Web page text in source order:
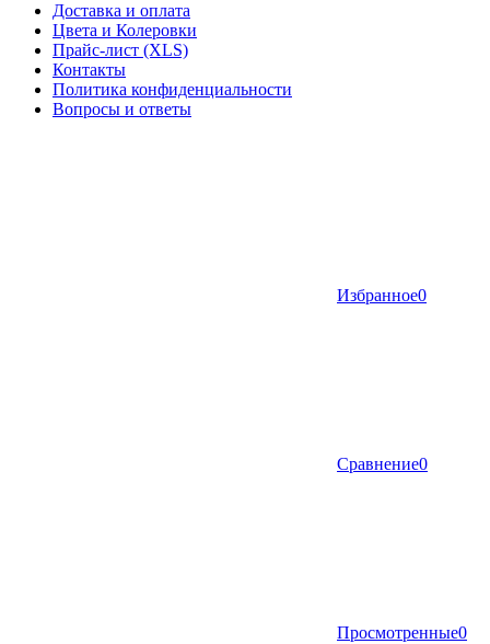
Доставка и оплата
Цвета и Колеровки
Прайс-лист (XLS)
Контакты
Политика конфиденциальности
Вопросы и ответы
Избранное0
Сравнение0
Просмотренные0